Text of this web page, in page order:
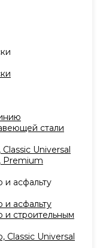
стали
Universal
Premium
асфальту
асфальту
строительным
Universal